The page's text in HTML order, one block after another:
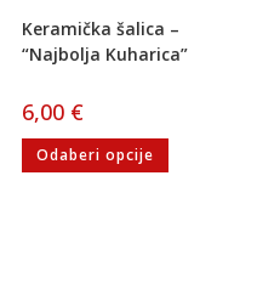
Keramička šalica –
“Najbolja Kuharica”
6,00 €
Odaberi opcije